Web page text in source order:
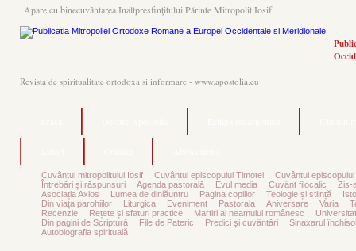
Apare cu binecuvântarea Înaltpresfinţitului Părinte Mitropolit Iosif
Revista de spiritualitate ortodoxa si informare - www.apostolia.eu
Cuvântul mitropolitului Iosif Cuvântul episcopului Timotei
Cuvântul episcopului
Întrebări și răspunsuri
Agenda pastorală Evul media Cuvânt filocalic
Zis-
Asociația Axios
Lumea de dinlăuntru Pagina copiilor Teologie și stiință
Din viața parohiilor
Liturgica Eveniment Pastorala Aniversare Varia
Recenzie
Rețete și sfaturi practice Martiri ai neamului românesc
Din pagini de Scriptură
File de Pateric Predici și cuvântări
Sinaxarul
Autobiografia spirituală